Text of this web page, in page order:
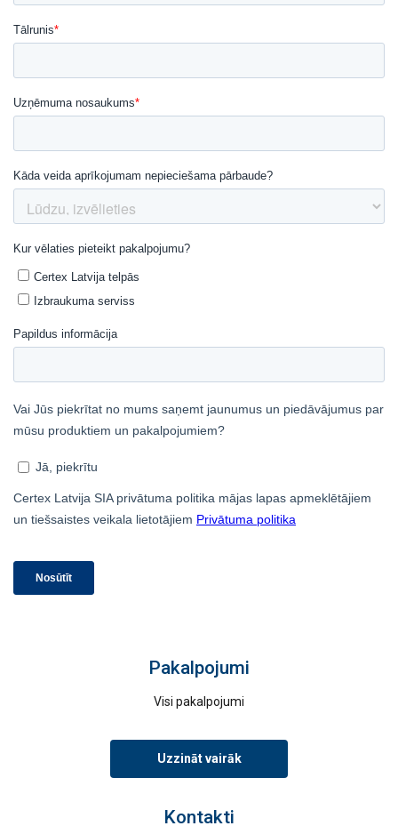
Pakalpojumi
Visi pakalpojumi
Uzzināt vairāk
Kontakti
Mēs izmantojam sīkfailus, lai
analizētu mūsu trafiku. Mēs arī kopīgojam
partneriem, kuri to var apvienot ar citu
viņi ir apkopojuši, izmantojot jūsu
pakalpojumus. Privātuma politika
Strikti
Funkcionalitātes
RĀDĪT DETAĻAS